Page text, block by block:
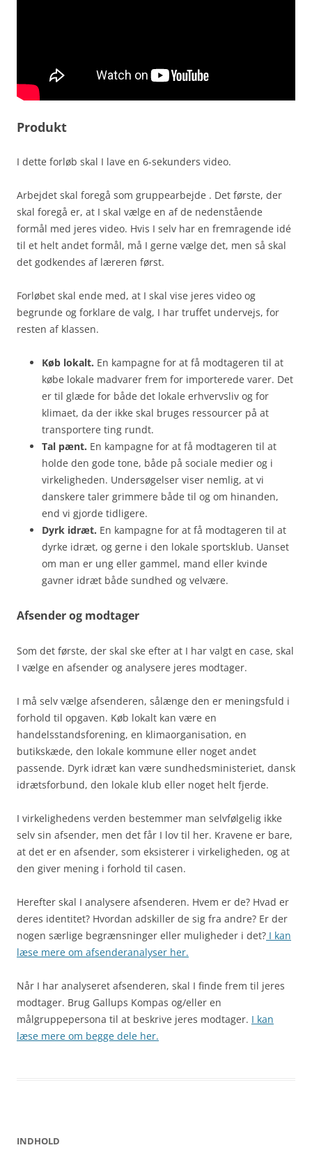
Produkt
I dette forløb skal I lave en 6-sekunders video.
Arbejdet skal foregå som gruppearbejde . Det første, der
skal foregå er, at I skal vælge en af de nedenstående
formål med jeres video. Hvis I selv har en fremragende idé
til et helt andet formål, må I gerne vælge det, men så skal
det godkendes af læreren først.
Forløbet skal ende med, at I skal vise jeres video og
begrunde og forklare de valg, I har truffet undervejs, for
resten af klassen.
Køb lokalt. En kampagne for at få modtageren til at
købe lokale madvarer frem for importerede varer. Det
er til glæde for både det lokale erhvervsliv og for
klimaet, da der ikke skal bruges ressourcer på at
transportere ting rundt.
Tal pænt. En kampagne for at få modtageren til at
holde den gode tone, både på sociale medier og i
virkeligheden. Undersøgelser viser nemlig, at vi
danskere taler grimmere både til og om hinanden,
end vi gjorde tidligere.
Dyrk idræt. En kampagne for at få modtageren til at
dyrke idræt, og gerne i den lokale sportsklub. Uanset
om man er ung eller gammel, mand eller kvinde
gavner idræt både sundhed og velvære.
Afsender og modtager
Som det første, der skal ske efter at I har valgt en case, skal
I vælge en afsender og analysere jeres modtager.
I må selv vælge afsenderen, sålænge den er meningsfuld i
forhold til opgaven. Køb lokalt kan være en
handelsstandsforening, en klimaorganisation, en
butikskæde, den lokale kommune eller noget andet
passende. Dyrk idræt kan være sundhedsministeriet, dansk
idrætsforbund, den lokale klub eller noget helt fjerde.
I virkelighedens verden bestemmer man selvfølgelig ikke
selv sin afsender, men det får I lov til her. Kravene er bare,
at det er en afsender, som eksisterer i virkeligheden, og at
den giver mening i forhold til casen.
Herefter skal I analysere afsenderen. Hvem er de? Hvad er
deres identitet? Hvordan adskiller de sig fra andre? Er der
nogen særlige begrænsninger eller muligheder i det? I kan
læse mere om afsenderanalyser her.
Når I har analyseret afsenderen, skal I finde frem til jeres
modtager. Brug Gallups Kompas og/eller en
målgruppepersona til at beskrive jeres modtager. I kan
læse mere om begge dele her.
INDHOLD